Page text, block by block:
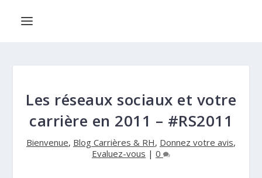
Les réseaux sociaux et votre
carrière en 2011 – #RS2011
Bienvenue, Blog Carrières & RH, Donnez votre avis,
Evaluez-vous | 0